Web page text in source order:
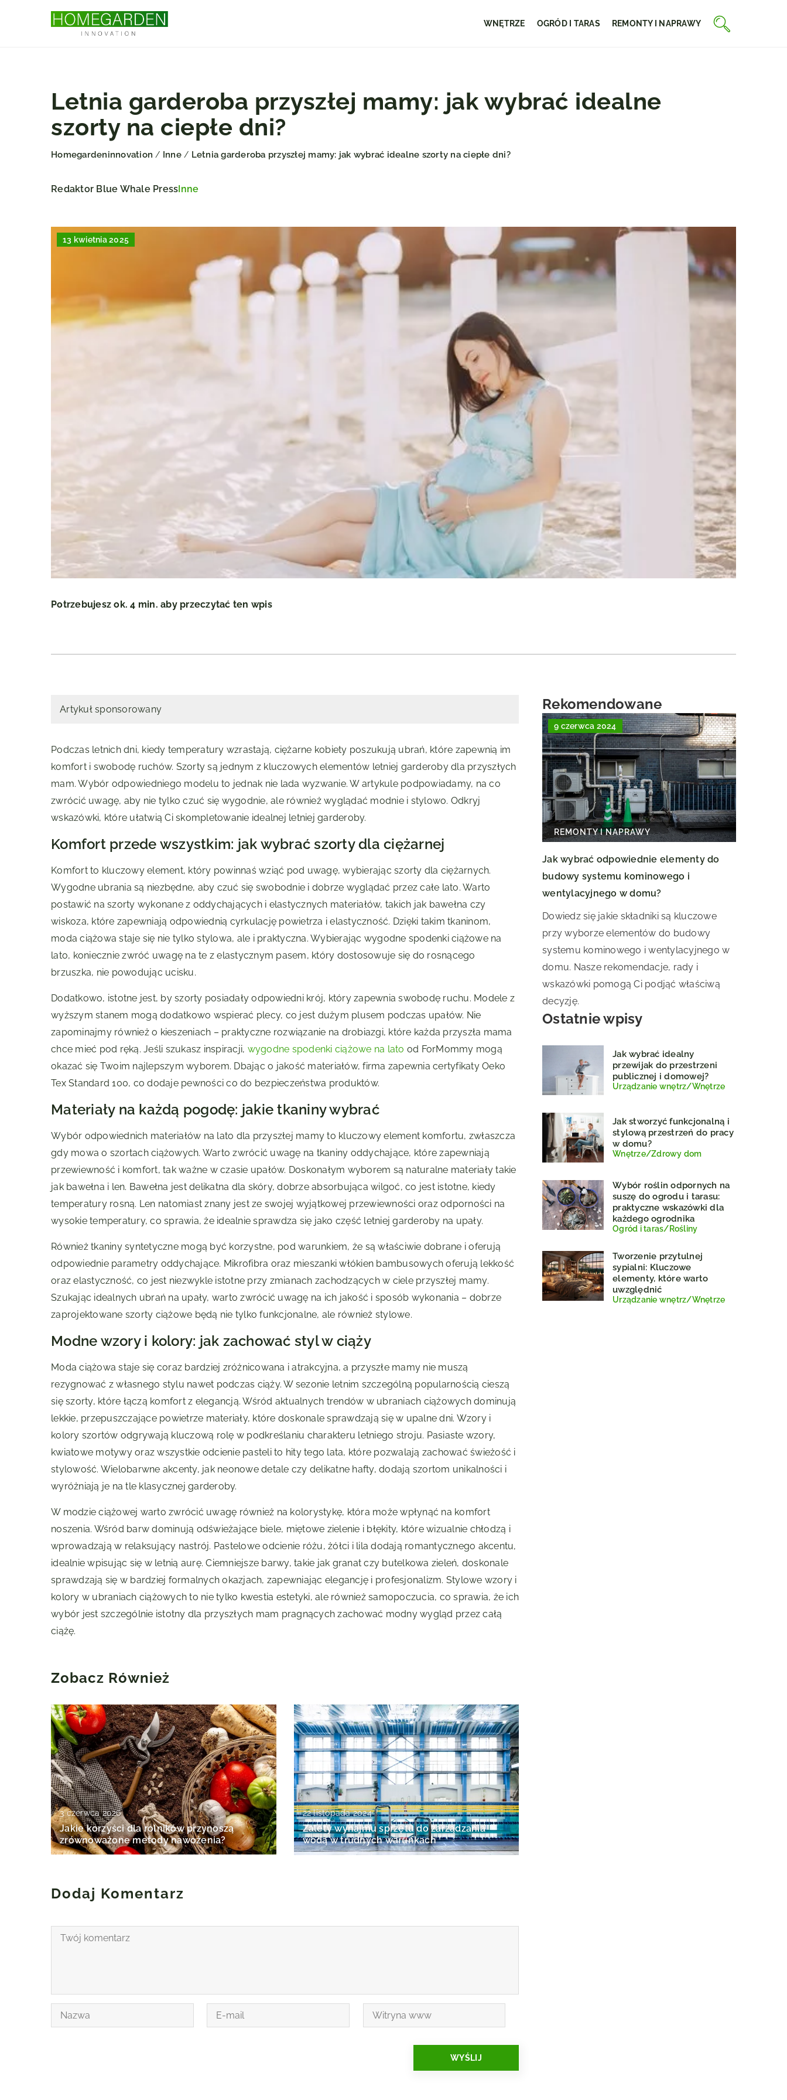
WNĘTRZE OGRÓD I TARAS REMONTY I NAPRAWY
Letnia garderoba przyszłej mamy: jak wybrać idealne
szorty na ciepłe dni?
Homegardeninnovation / Inne/ Letnia garderoba przyszłej mamy: jak wybrać idealne szorty na ciepłe dni?
Redaktor Blue Whale PressInne
13 kwietnia 2025
Potrzebujesz ok. 4 min. aby przeczytać ten wpis
Artykuł sponsorowany
Podczas letnich dni, kiedy temperatury wzrastają, ciężarne kobiety poszukują ubrań, które zapewnią im
komfort i swobodę ruchów. Szorty są jednym z kluczowych elementów letniej garderoby dla przyszłych
mam. Wybór odpowiedniego modelu to jednak nie lada wyzwanie. W artykule podpowiadamy, na co
zwrócić uwagę, aby nie tylko czuć się wygodnie, ale również wyglądać modnie i stylowo. Odkryj
wskazówki, które ułatwią Ci skompletowanie idealnej letniej garderoby.
Komfort przede wszystkim: jak wybrać szorty dla ciężarnej
Komfort to kluczowy element, który powinnaś wziąć pod uwagę, wybierając szorty dla ciężarnych.
Wygodne ubrania są niezbędne, aby czuć się swobodnie i dobrze wyglądać przez całe lato. Warto
postawić na szorty wykonane z oddychających i elastycznych materiałów, takich jak bawełna czy
wiskoza, które zapewniają odpowiednią cyrkulację powietrza i elastyczność. Dzięki takim tkaninom,
moda ciążowa staje się nie tylko stylowa, ale i praktyczna. Wybierając wygodne spodenki ciążowe na
lato, koniecznie zwróć uwagę na te z elastycznym pasem, który dostosowuje się do rosnącego
brzuszka, nie powodując ucisku.
Dodatkowo, istotne jest, by szorty posiadały odpowiedni krój, który zapewnia swobodę ruchu. Modele z
wyższym stanem mogą dodatkowo wspierać plecy, co jest dużym plusem podczas upałów. Nie
zapominajmy również o kieszeniach – praktyczne rozwiązanie na drobiazgi, które każda przyszła mama
chce mieć pod ręką. Jeśli szukasz inspiracji, wygodne spodenki ciążowe na lato od ForMommy mogą
okazać się Twoim najlepszym wyborem. Dbając o jakość materiałów, firma zapewnia certyfikaty Oeko
Tex Standard 100, co dodaje pewności co do bezpieczeństwa produktów.
Materiały na każdą pogodę: jakie tkaniny wybrać
Wybór odpowiednich materiałów na lato dla przyszłej mamy to kluczowy element komfortu, zwłaszcza
gdy mowa o szortach ciążowych. Warto zwrócić uwagę na tkaniny oddychające, które zapewniają
przewiewność i komfort, tak ważne w czasie upałów. Doskonałym wyborem są naturalne materiały takie
jak bawełna i len. Bawełna jest delikatna dla skóry, dobrze absorbująca wilgoć, co jest istotne, kiedy
temperatury rosną. Len natomiast znany jest ze swojej wyjątkowej przewiewności oraz odporności na
wysokie temperatury, co sprawia, że idealnie sprawdza się jako część letniej garderoby na upały.
Również tkaniny syntetyczne mogą być korzystne, pod warunkiem, że są właściwie dobrane i oferują
odpowiednie parametry oddychające. Mikrofibra oraz mieszanki włókien bambusowych oferują lekkość
oraz elastyczność, co jest niezwykle istotne przy zmianach zachodzących w ciele przyszłej mamy.
Szukając idealnych ubrań na upały, warto zwrócić uwagę na ich jakość i sposób wykonania – dobrze
zaprojektowane szorty ciążowe będą nie tylko funkcjonalne, ale również stylowe.
Modne wzory i kolory: jak zachować styl w ciąży
Moda ciążowa staje się coraz bardziej zróżnicowana i atrakcyjna, a przyszłe mamy nie muszą
rezygnować z własnego stylu nawet podczas ciąży. W sezonie letnim szczególną popularnością cieszą
się szorty, które łączą komfort z elegancją. Wśród aktualnych trendów w ubraniach ciążowych dominują
lekkie, przepuszczające powietrze materiały, które doskonale sprawdzają się w upalne dni. Wzory i
kolory szortów odgrywają kluczową rolę w podkreślaniu charakteru letniego stroju. Pasiaste wzory,
kwiatowe motywy oraz wszystkie odcienie pasteli to hity tego lata, które pozwalają zachować świeżość i
stylowość. Wielobarwne akcenty, jak neonowe detale czy delikatne hafty, dodają szortom unikalności i
wyróżniają je na tle klasycznej garderoby.
W modzie ciążowej warto zwrócić uwagę również na kolorystykę, która może wpłynąć na komfort
noszenia. Wśród barw dominują odświeżające biele, miętowe zielenie i błękity, które wizualnie chłodzą i
wprowadzają w relaksujący nastrój. Pastelowe odcienie różu, żółci i lila dodają romantycznego akcentu,
idealnie wpisując się w letnią aurę. Ciemniejsze barwy, takie jak granat czy butelkowa zieleń, doskonale
sprawdzają się w bardziej formalnych okazjach, zapewniając elegancję i profesjonalizm. Stylowe wzory i
kolory w ubraniach ciążowych to nie tylko kwestia estetyki, ale również samopoczucia, co sprawia, że ich
wybór jest szczególnie istotny dla przyszłych mam pragnących zachować modny wygląd przez całą
ciążę.
Zobacz Również
3 czerwca 2026
Jakie korzyści dla rolników przynoszą
zrównoważone metody nawożenia?
22 listopada 2024
Zalety wynajmu sprzętu do zarządzania
wodą w trudnych warunkach
Dodaj Komentarz
Rekomendowane
9 czerwca 2024
REMONTY I NAPRAWY
Jak wybrać odpowiednie elementy do
budowy systemu kominowego i
wentylacyjnego w domu?
Dowiedz się jakie składniki są kluczowe
przy wyborze elementów do budowy
systemu kominowego i wentylacyjnego w
domu. Nasze rekomendacje, rady i
wskazówki pomogą Ci podjąć właściwą
decyzję.
Ostatnie wpisy
Jak wybrać idealny
przewijak do przestrzeni
publicznej i domowej?
Urządzanie wnętrz/Wnętrze
Jak stworzyć funkcjonalną i
stylową przestrzeń do pracy
w domu?
Wnętrze/Zdrowy dom
Wybór roślin odpornych na
suszę do ogrodu i tarasu:
praktyczne wskazówki dla
każdego ogrodnika
Ogród i taras/Rośliny
Tworzenie przytulnej
sypialni: Kluczowe
elementy, które warto
uwzględnić
Urządzanie wnętrz/Wnętrze